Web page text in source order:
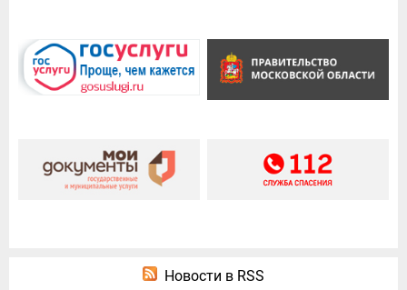
Новости в RSS